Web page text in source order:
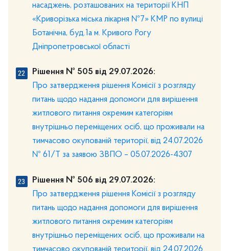
насаджень, розташованих на території КНП
«Криворізька міська лікарня №7» КМР по вулиці
Ботанічна, буд.1а м. Кривого Рогу
Дніпропетровської області
Рішення № 505 від 29.07.2026:
Про затвердження рішення Комісії з розгляду
питань щодо надання допомоги для вирішення
житлового питання окремим категоріям
внутрішньо переміщених осіб, що проживали на
тимчасово окупованій території, від 24.07.2026
№ 61/Т за заявою ЗВПО – 05.07.2026-4307
Рішення № 506 від 29.07.2026:
Про затвердження рішення Комісії з розгляду
питань щодо надання допомоги для вирішення
житлового питання окремим категоріям
внутрішньо переміщених осіб, що проживали на
тимчасово окупованій території, від 24.07.2026